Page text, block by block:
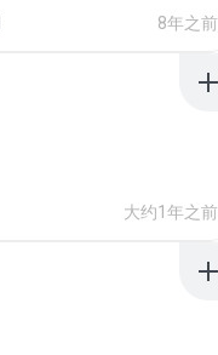
8年之前
大约1年之前